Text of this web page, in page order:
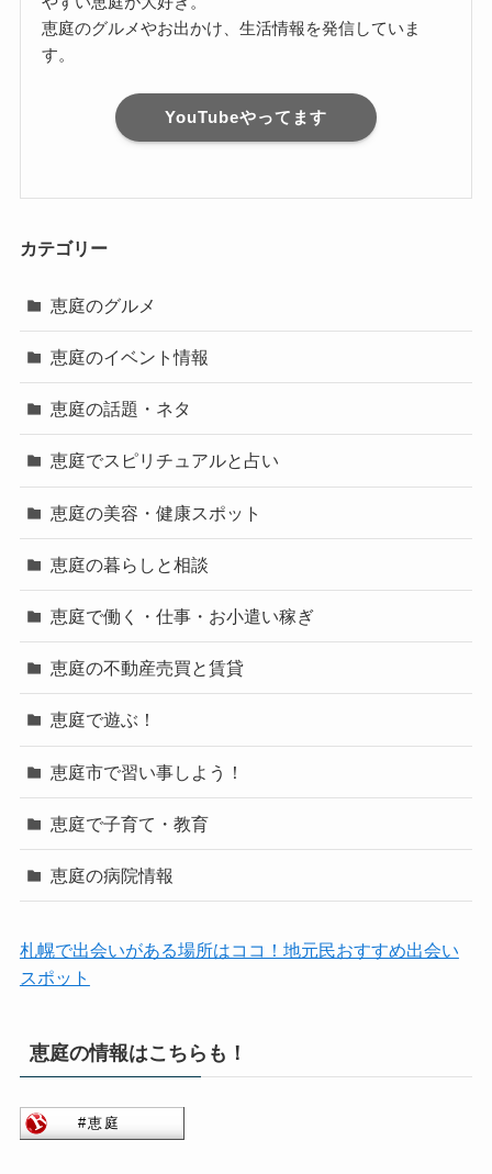
恵庭のグルメやお出かけ、生活情報を発信していま
す。
YouTubeやってます
カテゴリー
恵庭のグルメ
恵庭のイベント情報
恵庭の話題・ネタ
恵庭でスピリチュアルと占い
恵庭の美容・健康スポット
恵庭の暮らしと相談
恵庭で働く・仕事・お小遣い稼ぎ
恵庭の不動産売買と賃貸
恵庭で遊ぶ！
恵庭市で習い事しよう！
恵庭で子育て・教育
恵庭の病院情報
札幌で出会いがある場所はココ！地元民おすすめ出会い
スポット
恵庭の情報はこちらも！